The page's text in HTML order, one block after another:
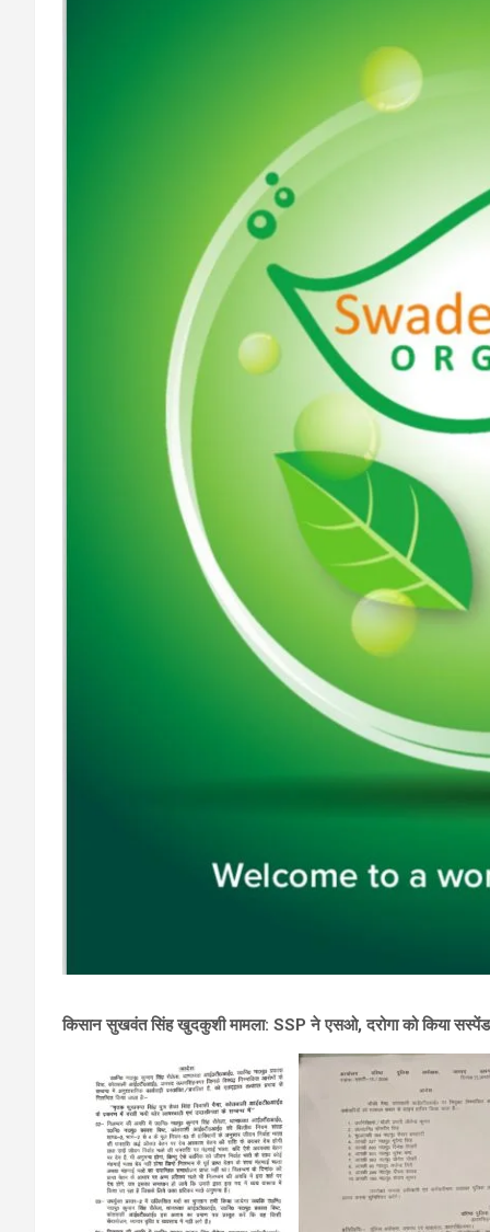
किसान सुखवंत सिंह खुदकुशी मामला: SSP ने एसओ, दरोगा को किया